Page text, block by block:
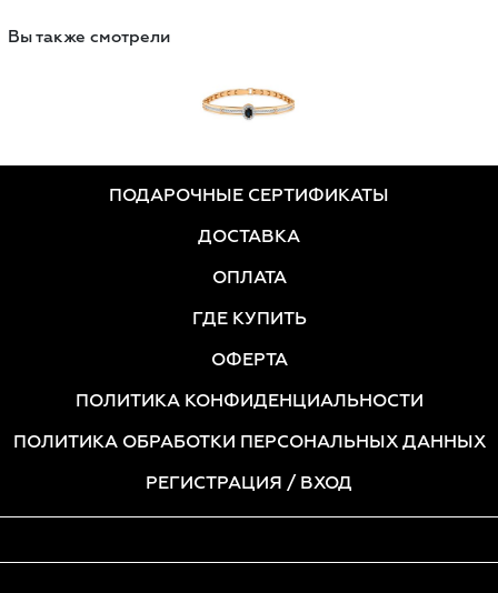
Вы также смотрели
ПОДАРОЧНЫЕ СЕРТИФИКАТЫ
ДОСТАВКА
ОПЛАТА
ГДЕ КУПИТЬ
ОФЕРТА
ПОЛИТИКА КОНФИДЕНЦИАЛЬНОСТИ
ПОЛИТИКА ОБРАБОТКИ ПЕРСОНАЛЬНЫХ ДАННЫХ
РЕГИСТРАЦИЯ / ВХОД